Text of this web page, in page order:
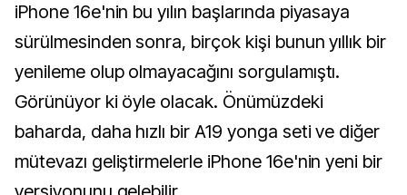
iPhone 16e'nin bu yılın başlarında piyasaya
sürülmesinden sonra, birçok kişi bunun yıllık bir
yenileme olup olmayacağını sorgulamıştı.
Görünüyor ki öyle olacak. Önümüzdeki
baharda, daha hızlı bir A19 yonga seti ve diğer
mütevazı geliştirmelerle iPhone 16e'nin yeni bir